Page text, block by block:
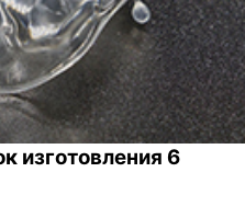
изготовления 6